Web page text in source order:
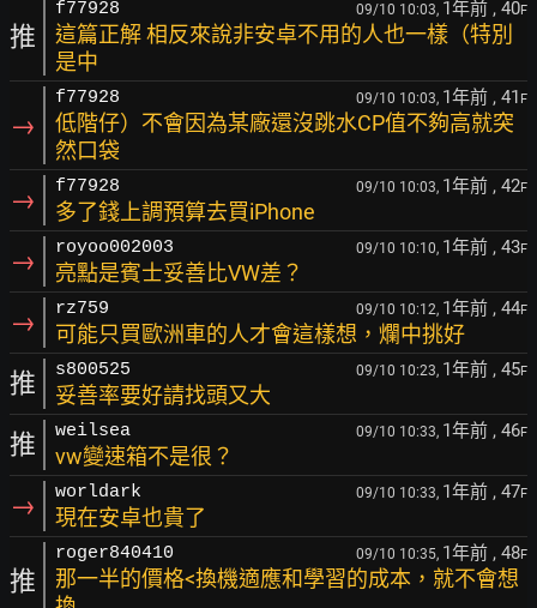
推
f77928 09/10 10:03, 1年前 , 40F
這篇正解 相反來說非安卓不用的人也一樣（特別
是中
→
f77928 09/10 10:03, 1年前 , 41 F
低階仔）不會因為某廠還沒跳水CP值不夠高就突
然口袋
→ f77928 09/10 10:03, 1年前 , 42F
多了錢上調預算去買iPhone
→ royoo002003 09/10 10:10, 1年前 , 43F
亮點是賓士妥善比VW差？
→ rz759 09/10 10:12, 1年前 , 44F
可能只買歐洲車的人才會這樣想，爛中挑好
推 s800525 09/10 10:23, 1年前 , 45F
妥善率要好請找頭又大
推 weilsea 09/10 10:33, 1年前 , 46F
vw變速箱不是很？
→ worldark 09/10 10:33, 1年前 , 47F
現在安卓也貴了
推
roger840410 09/10 10:35, 1年前 , 48F
那一半的價格<換機適應和學習的成本，就不會想